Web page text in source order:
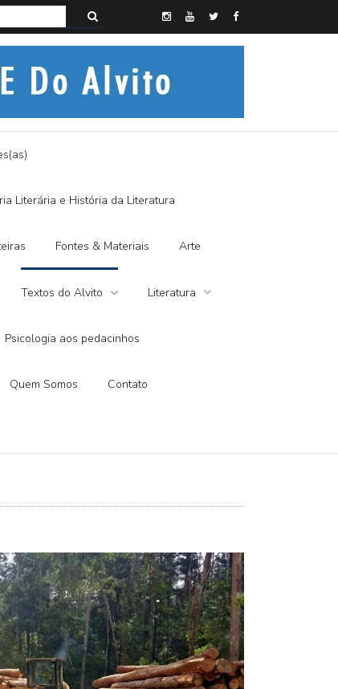
– A FRALDA DE PANO E A DITADURA DIGITAL
Literária e História da Literatura
Fontes & Materiais Arte
Textos do Alvito Literatura
Psicologia aos pedacinhos
Quem Somos Contato